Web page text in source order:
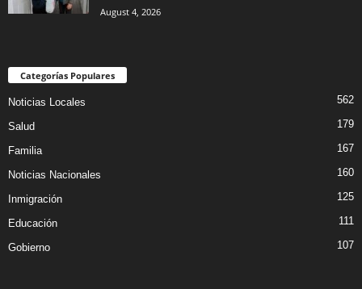
August 4, 2026
Categorías Populares
Noticias Locales 562
Salud 179
Familia 167
Noticias Nacionales 160
Inmigración 125
Educación 111
Gobierno 107